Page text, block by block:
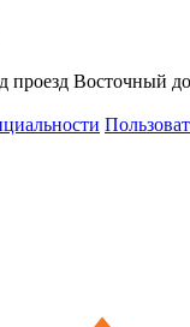
Восточный